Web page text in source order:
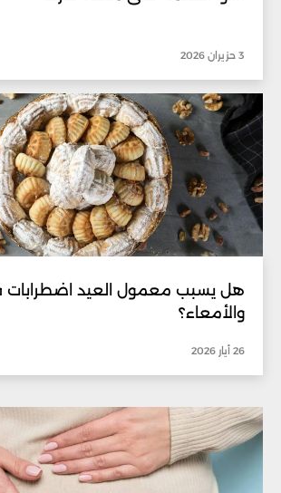
3 حزيران 2026
هل يسبب معمول العيد اضطرابات
والأمعاء؟
26 أيار 2026